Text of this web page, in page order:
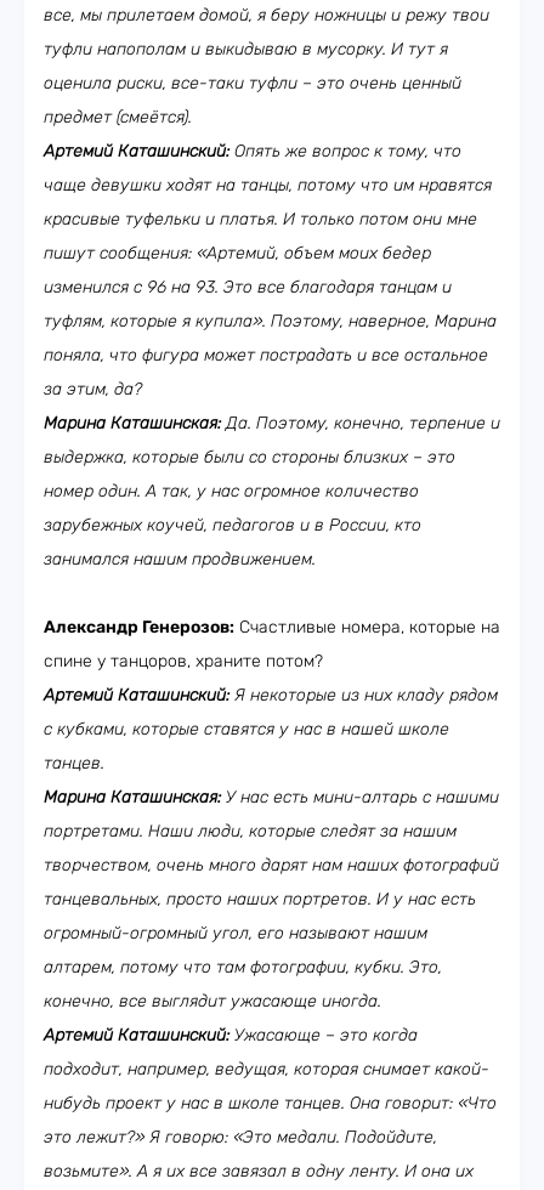
все, мы прилетаем домой, я беру ножницы и режу твои
туфли напополам и выкидываю в мусорку. И тут я
оценила риски, все-таки туфли – это очень ценный
предмет (смеётся).
Артемий Каташинский:Опять же вопрос к тому, что
чаще девушки ходят на танцы, потому что им нравятся
красивые туфельки и платья. И только потом они мне
пишут сообщения: «Артемий, объем моих бедер
изменился с 96 на 93. Это все благодаря танцам и
туфлям, которые я купила». Поэтому, наверное, Марина
поняла, что фигура может пострадать и все остальное
за этим, да?
Марина Каташинская:Да. Поэтому, конечно, терпение и
выдержка, которые были со стороны близких – это
номер один. А так, у нас огромное количество
зарубежных коучей, педагогов и в России, кто
занимался нашим продвижением.
Александр Генерозов: Счастливые номера, которые на
спине у танцоров, храните потом?
Артемий Каташинский:Я некоторые из них кладу рядом
с кубками, которые ставятся у нас в нашей школе
танцев.
Марина Каташинская:У нас есть мини-алтарь с нашими
портретами. Наши люди, которые следят за нашим
творчеством, очень много дарят нам наших фотографий
танцевальных, просто наших портретов. И у нас есть
огромный-огромный угол, его называют нашим
алтарем, потому что там фотографии, кубки. Это,
конечно, все выглядит ужасающе иногда.
Артемий Каташинский:Ужасающе – это когда
подходит, например, ведущая, которая снимает какой-
нибудь проект у нас в школе танцев. Она говорит: «Что
это лежит?» Я говорю: «Это медали. Подойдите,
возьмите». А я их все завязал в одну ленту. И она их